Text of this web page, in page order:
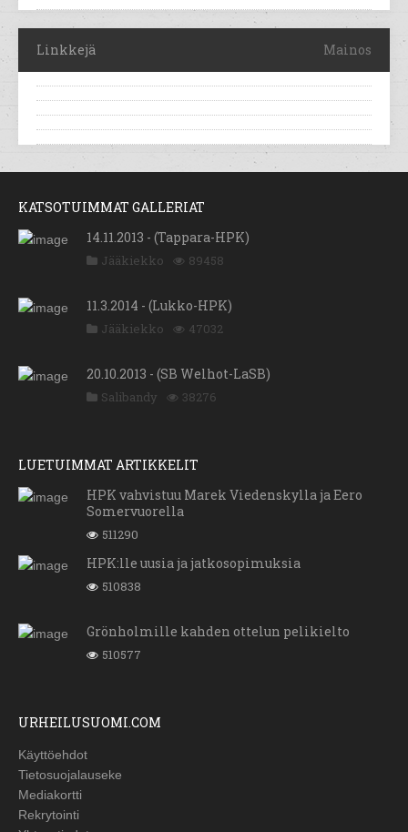
Linkkejä Mainos
KATSOTUIMMAT GALLERIAT
14.11.2013 - (Tappara-HPK)
Jääkiekko 89458
11.3.2014 - (Lukko-HPK)
Jääkiekko 47032
20.10.2013 - (SB Welhot-LaSB)
Salibandy 38276
LUETUIMMAT ARTIKKELIT
HPK vahvistuu Marek Viedenskylla ja Eero
Somervuorella
511290
HPK:lle uusia ja jatkosopimuksia
510838
Grönholmille kahden ottelun pelikielto
510577
URHEILUSUOMI.COM
Käyttöehdot
Tietosuojalauseke
Mediakortti
Rekrytointi